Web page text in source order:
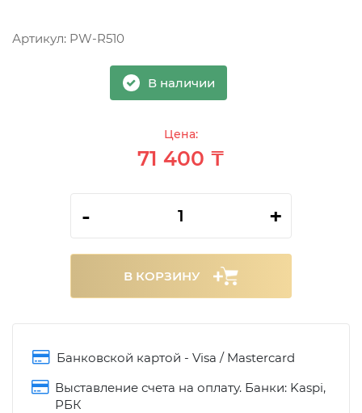
Артикул: PW-R510
В наличии
Цена:
71 400 ₸
- +
В КОРЗИНУ
Банковской картой - Visa / Mastercard
Выставление счета на оплату. Банки: Kaspi,
РБК